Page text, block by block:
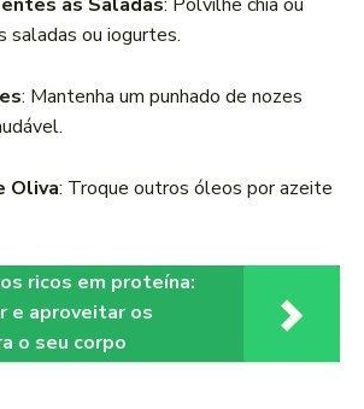
saladas ou iogurtes.
: Mantenha um punhado de nozes
Oliva: Troque outros óleos por azeite
ricos em proteína:
e aproveitar os
o seu corpo